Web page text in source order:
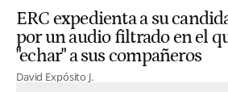
ERC expedienta a su
por un audio filtrado en el
"echar" a sus compañeros
David Expósito J.